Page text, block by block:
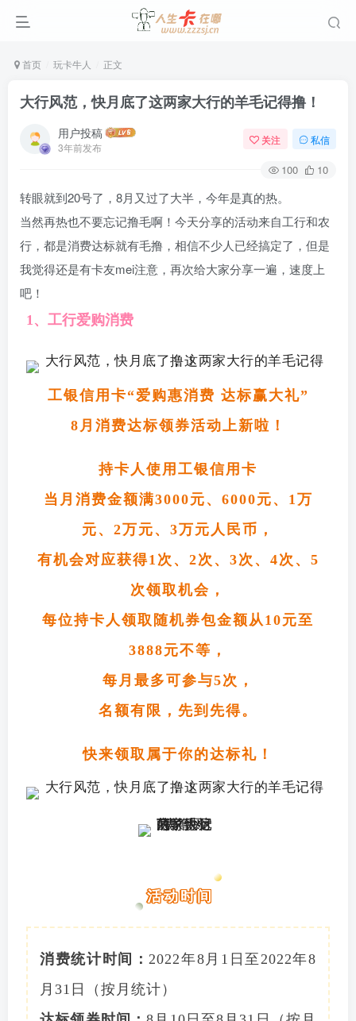
首页 玩卡牛人 正文
大行风范，快月底了这两家大行的羊毛记得撸！
用户投稿
3年前发布
关注 私信
100 10
转眼就到20号了，8月又过了大半，今年是真的热。
当然再热也不要忘记撸毛啊！今天分享的活动来自工行和农
行，都是消费达标就有毛撸，相信不少人已经搞定了，但是
我觉得还是有卡友mei注意，再次给大家分享一遍，速度上
吧！
1、工行爱购消费
工银信用卡“爱购惠消费 达标赢大礼”
8月消费达标领券活动上新啦！
持卡人使用工银信用卡
当月消费金额满3000元、6000元、1万
元、2万元、3万元人民币，
有机会对应获得1次、2次、3次、4次、5
次领取机会，
每位持卡人领取随机券包金额从10元至
3888元不等，
每月最多可参与5次，
名额有限，先到先得。
快来领取属于你的达标礼！
活动时间
消费统计时间：2022年8月1日至2022年8
月31日（按月统计）